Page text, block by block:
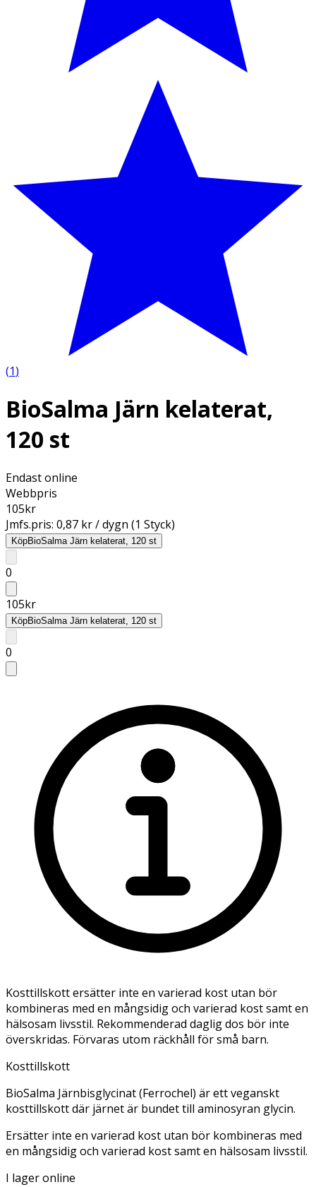
(1)
BioSalma Järn kelaterat,
120 st
Endast online
Webbpris
105kr
Jmfs.pris: 0,87 kr / dygn (1 Styck)
KöpBioSalma Järn kelaterat, 120 st
0
105kr
KöpBioSalma Järn kelaterat, 120 st
0
Kosttillskott ersätter inte en varierad kost utan bör
kombineras med en mångsidig och varierad kost samt en
hälsosam livsstil. Rekommenderad daglig dos bör inte
överskridas. Förvaras utom räckhåll för små barn.
Kosttillskott
BioSalma Järnbisglycinat (Ferrochel) är ett veganskt
kosttillskott där järnet är bundet till aminosyran glycin.
Ersätter inte en varierad kost utan bör kombineras med
en mångsidig och varierad kost samt en hälsosam livsstil.
I lager online